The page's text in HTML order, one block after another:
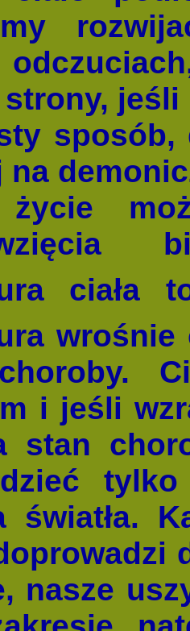
jeśli
sposób,
na
życie
ciała
i jeśli
stan
światła.
nasze